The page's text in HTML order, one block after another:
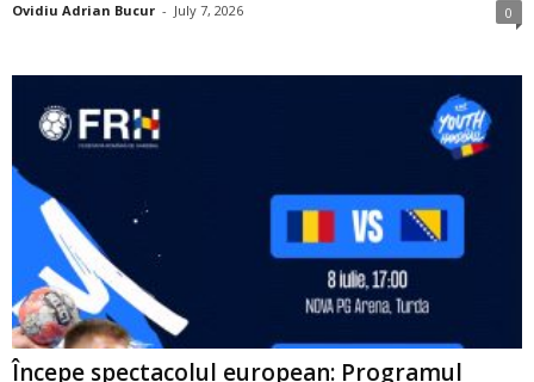
Ovidiu Adrian Bucur - July 7, 2026 0
Începe spectacolul european: Programul